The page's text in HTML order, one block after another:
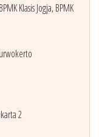
Klasis Jogja, BPMK
2